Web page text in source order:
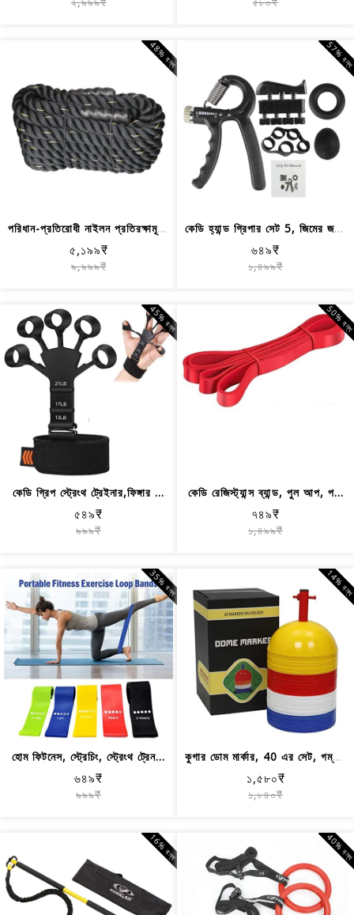
পরিধান-প্রতিরোধী নাইলন প্রতিরক্ষামূলক...
৫,১৯৯₹
৯,৯৯৯₹
48% বন্ধ
কেডি হ্যান্ড গ্রিপার সেট 5, জিমের জন্...
৬৪৯₹
১,৪৯৯₹
57%
কেডি গ্রিপ স্ট্রেংথ ট্রেইনার,ফিঙ্গার ...
৫৪৯₹
৯৯৯₹
45% বন্ধ
কেডি রেজিস্ট্যান্স ব্যান্ড, পুল আপ, প...
৭৪৯₹
১,৪৯৯₹
50%
হোম ফিটনেস, স্ট্রেচিং, স্ট্রেংথ ট্রেন...
৬৪৯₹
৯৯৯₹
35% বন্ধ
কুগার ডোম মার্কার, 40 এর সেট, গম্বুজ ...
১,৫৮০₹
১,৮৪০₹
14%
16% বন্ধ 40%